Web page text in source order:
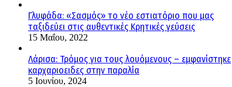
Γλυφάδα: «Σασμός» το νέο εστιατόριο που μας
ταξιδεύει στις αυθεντικές Κρητικές γεύσεις
15 Μαΐου, 2022
Λάρισα: Τρόμος για τους λουόμενους – εμφανίστηκε
καρχαριοειδες στην παραλία
5 Ιουνίου, 2024